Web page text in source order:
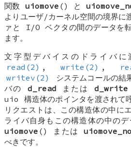
関数 uiomove () と
よりユーザ/カーネル空間の境界に
ァと I/O ベクタの間のデータを
ます。
文字型デバイスのドライバに
read(2) , write(2) ,
writev(2)
システムコールの結
バのd_read または d_write
uio
構造体のポインタを渡されて
リクエストは、この構造体の中に
ライバ自身もこの構造体の中の
uiomove () または
べきです。